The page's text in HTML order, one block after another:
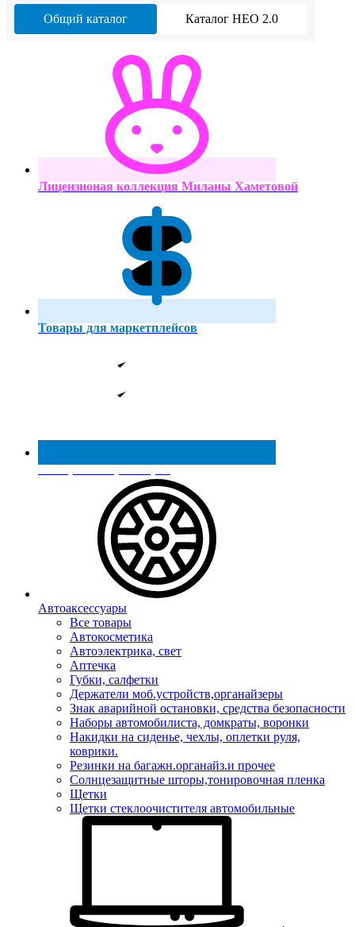
Общий каталог Каталог НЕО 2.0
Лицензионая коллекция Миланы Хаметовой
Товары для маркетплейсов
Реестр МинПромТорга
Автоаксессуары
Все товары
Автокосметика
Автоэлектрика, свет
Аптечка
Губки, салфетки
Держатели моб.устройств,органайзеры
Знак аварийной остановки, средства безопасности
Наборы автомобилиста, домкраты, воронки
Накидки на сиденье, чехлы, оплетки руля,
коврики.
Резинки на багажн.органайз.и прочее
Солнцезащитные шторы,тонировочная пленка
Щетки
Щетки стеклоочистителя автомобильные